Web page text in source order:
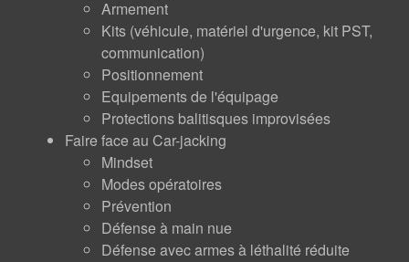
Armement
Kits (véhicule, matériel d'urgence, kit PST,
communication)
Positionnement
Equipements de l'équipage
Protections balitisques improvisées
Faire face au Car-jacking
Mindset
Modes opératoires
Prévention
Défense à main nue
Défense avec armes à léthalité réduite